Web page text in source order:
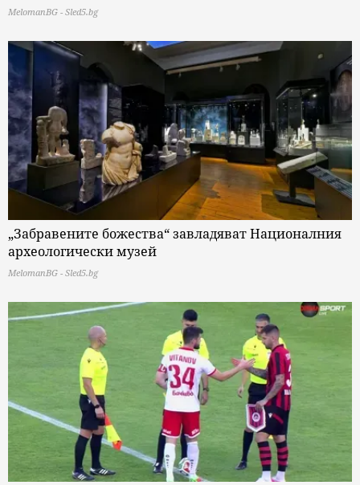
MelomanBG - Sled5.bg
„Забравените божества“ завладяват Националния
археологически музей
MelomanBG - Sled5.bg